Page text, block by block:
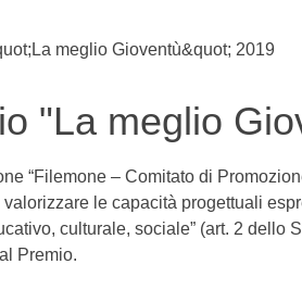
"La meglio
“Filemone – Comitato di
valorizzare le capacità progettuali
culturale, sociale” (art. 2 dello
Premio.